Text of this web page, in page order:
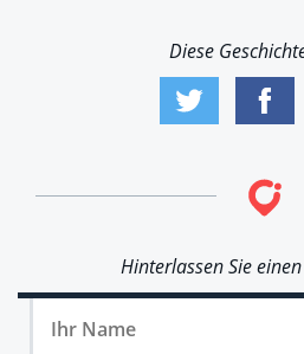
Diese
Hinterlassen Sie